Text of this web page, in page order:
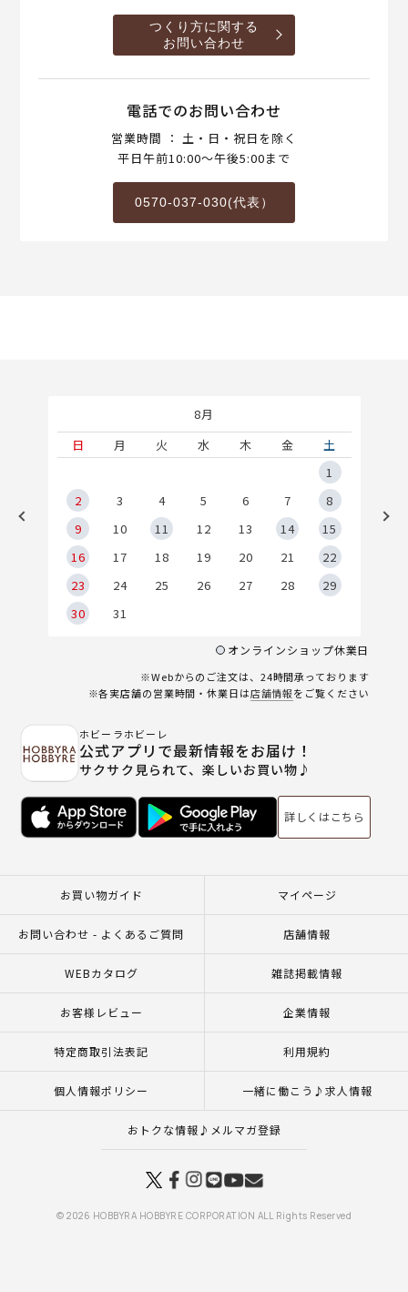
つくり方に関する
お問い合わせ
電話でのお問い合わせ
営業時間 ： 土・日・祝日を除く
平日午前10:00～午後5:00まで
0570-037-030(代表）
8月
日
月 火 水 木 金
土
1
2
3 4 5 6 7
8
9
10 11 12 13 14
15
16
17 18 19 20 21
22
23
24 25 26 27 28
29
30
31
オンラインショップ休業日
※Webからのご注文は、24時間承っております
※各実店舗の営業時間・休業日は店舗情報をご覧ください
ホビーラホビーレ
公式アプリで最新情報をお届け！
サクサク見られて、楽しいお買い物♪
詳しくはこちら
お買い物ガイド マイページ
お問い合わせ - よくあるご質問 店舗情報
WEBカタログ 雑誌掲載情報
お客様レビュー 企業情報
特定商取引法表記 利用規約
個人情報ポリシー 一緒に働こう♪求人情報
おトクな情報♪メルマガ登録
© 2026 HOBBYRA HOBBYRE CORPORATION ALL Rights Reserved